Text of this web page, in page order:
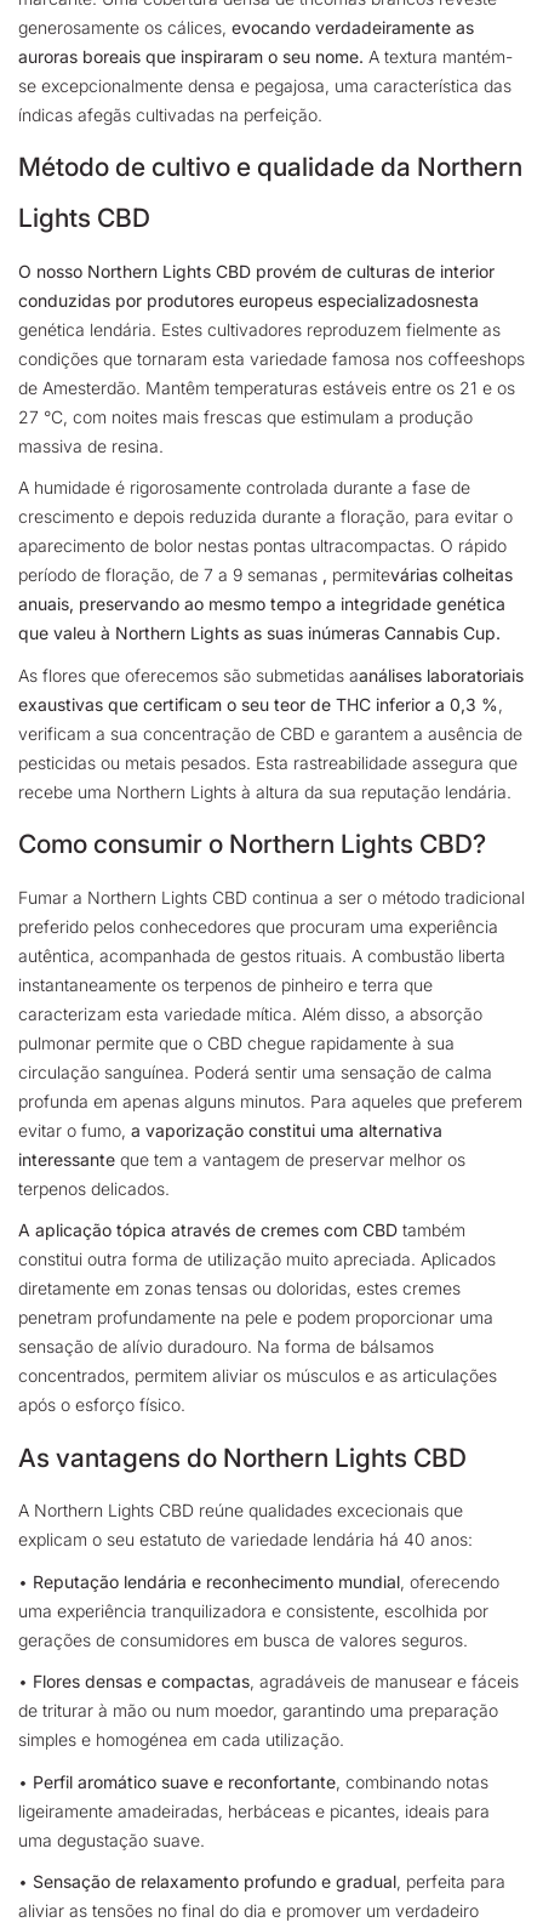
generosamente os cálices, evocando verdadeiramente as
auroras boreais que inspiraram o seu nome. A textura mantém-
se excepcionalmente densa e pegajosa, uma característica das
índicas afegãs cultivadas na perfeição.
Método de cultivo e qualidade da Northern
Lights CBD
O nosso Northern Lights CBD provém de culturas de interior
conduzidas por produtores europeus especializadosnesta
genética lendária. Estes cultivadores reproduzem fielmente as
condições que tornaram esta variedade famosa nos coffeeshops
de Amesterdão. Mantêm temperaturas estáveis entre os 21 e os
27 °C, com noites mais frescas que estimulam a produção
massiva de resina.
A humidade é rigorosamente controlada durante a fase de
crescimento e depois reduzida durante a floração, para evitar o
aparecimento de bolor nestas pontas ultracompactas. O rápido
período de floração, de 7 a 9 semanas , permitevárias colheitas
anuais, preservando ao mesmo tempo a integridade genética
que valeu à Northern Lights as suas inúmeras Cannabis Cup.
As flores que oferecemos são submetidas aanálises laboratoriais
exaustivas que certificam o seu teor de THC inferior a 0,3 %,
verificam a sua concentração de CBD e garantem a ausência de
pesticidas ou metais pesados. Esta rastreabilidade assegura que
recebe uma Northern Lights à altura da sua reputação lendária.
Como consumir o Northern Lights CBD?
Fumar a Northern Lights CBD continua a ser o método tradicional
preferido pelos conhecedores que procuram uma experiência
autêntica, acompanhada de gestos rituais. A combustão liberta
instantaneamente os terpenos de pinheiro e terra que
caracterizam esta variedade mítica. Além disso, a absorção
pulmonar permite que o CBD chegue rapidamente à sua
circulação sanguínea. Poderá sentir uma sensação de calma
profunda em apenas alguns minutos. Para aqueles que preferem
evitar o fumo, a vaporização constitui uma alternativa
interessante que tem a vantagem de preservar melhor os
terpenos delicados.
A aplicação tópica através de cremes com CBD também
constitui outra forma de utilização muito apreciada. Aplicados
diretamente em zonas tensas ou doloridas, estes cremes
penetram profundamente na pele e podem proporcionar uma
sensação de alívio duradouro. Na forma de bálsamos
concentrados, permitem aliviar os músculos e as articulações
após o esforço físico.
As vantagens do Northern Lights CBD
A Northern Lights CBD reúne qualidades excecionais que
explicam o seu estatuto de variedade lendária há 40 anos:
• Reputação lendária e reconhecimento mundial, oferecendo
uma experiência tranquilizadora e consistente, escolhida por
gerações de consumidores em busca de valores seguros.
• Flores densas e compactas, agradáveis de manusear e fáceis
de triturar à mão ou num moedor, garantindo uma preparação
simples e homogénea em cada utilização.
• Perfil aromático suave e reconfortante, combinando notas
ligeiramente amadeiradas, herbáceas e picantes, ideais para
uma degustação suave.
• Sensação de relaxamento profundo e gradual, perfeita para
aliviar as tensões no final do dia e promover um verdadeiro